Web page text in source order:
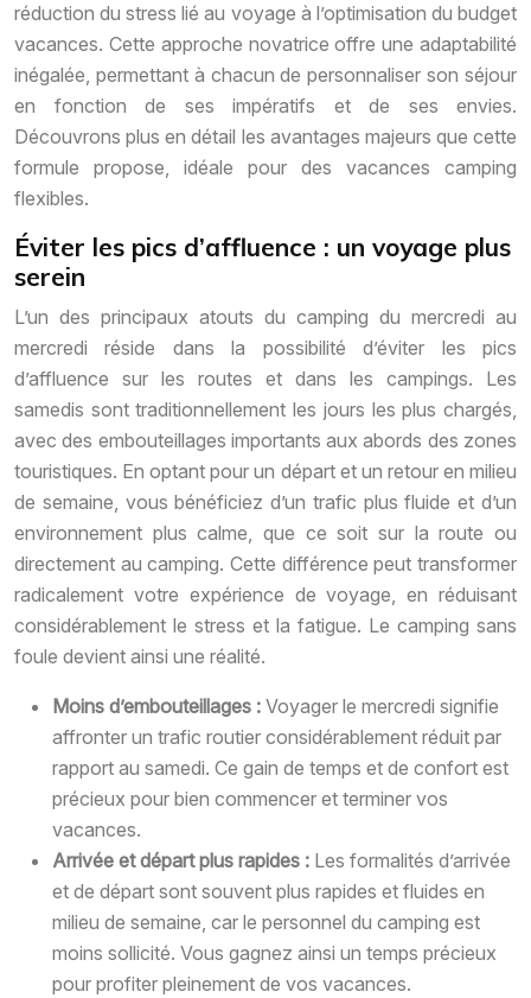
réduction du stress lié au voyage à l’optimisation du budget
vacances. Cette approche novatrice offre une adaptabilité
inégalée, permettant à chacun de personnaliser son séjour
en fonction de ses impératifs et de ses envies.
Découvrons plus en détail les avantages majeurs que cette
formule propose, idéale pour des vacances camping
flexibles.
Éviter les pics d’affluence : un voyage plus
serein
L’un des principaux atouts du camping du mercredi au
mercredi réside dans la possibilité d’éviter les pics
d’affluence sur les routes et dans les campings. Les
samedis sont traditionnellement les jours les plus chargés,
avec des embouteillages importants aux abords des zones
touristiques. En optant pour un départ et un retour en milieu
de semaine, vous bénéficiez d’un trafic plus fluide et d’un
environnement plus calme, que ce soit sur la route ou
directement au camping. Cette différence peut transformer
radicalement votre expérience de voyage, en réduisant
considérablement le stress et la fatigue. Le camping sans
foule devient ainsi une réalité.
Moins d’embouteillages : Voyager le mercredi signifie
affronter un trafic routier considérablement réduit par
rapport au samedi. Ce gain de temps et de confort est
précieux pour bien commencer et terminer vos
vacances.
Arrivée et départ plus rapides : Les formalités d’arrivée
et de départ sont souvent plus rapides et fluides en
milieu de semaine, car le personnel du camping est
moins sollicité. Vous gagnez ainsi un temps précieux
pour profiter pleinement de vos vacances.